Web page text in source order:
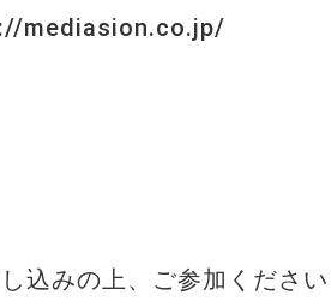
mediasion.co.jp/
込みの上、ご参加くださ